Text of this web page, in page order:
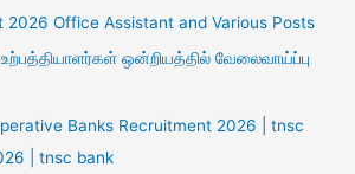
2026 Office Assistant and Various Posts
உற்பத்தியாளர்கள் ஒன்றியத்தில் வேலைவாய்ப்பு
Banks Recruitment 2026 | tnsc
| tnsc bank